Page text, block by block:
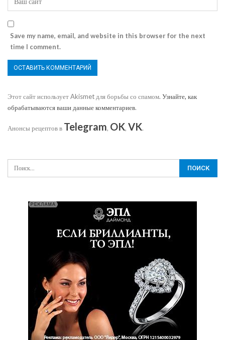
Save my name, email, and website in this browser for the next
time I comment.
Этот сайт использует Akismet для борьбы со спамом. Узнайте, как
обрабатываются ваши данные комментариев.
Анонсы рецептов в Telegram, OK, VK.